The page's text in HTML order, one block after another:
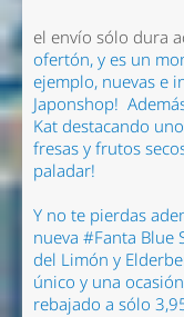
el envío sólo dura
ofertón, y es un
ejemplo, nuevas e
Japonshop!
Kat destacando
fresas y frutos
paladar!
Y no te pierdas
nueva #Fanta Blue
del Limón y
único y una
rebajado a sólo